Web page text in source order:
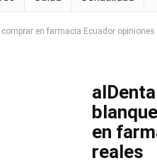
en farmacia Ecuador opiniones
en
reales